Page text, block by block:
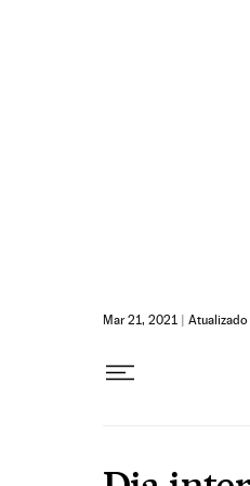
Mar 21, 2021 |